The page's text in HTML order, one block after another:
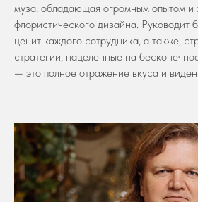
муза, обладающая огромным опытом и
флористического дизайна. Руководит
ценит каждого сотрудника, а также,
стратегии, нацеленные на
— это полное отражение вкуса и